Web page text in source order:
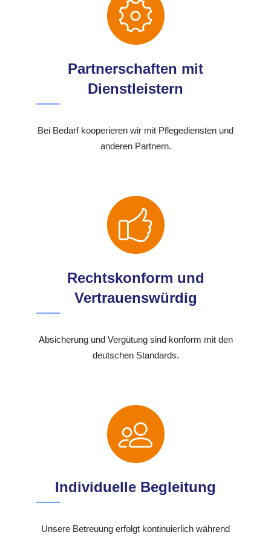
Partnerschaften mit
Dienstleistern
Bei Bedarf kooperieren wir mit Pflegediensten und
anderen Partnern.
Rechtskonform und
Vertrauenswürdig
Absicherung und Vergütung sind konform mit den
deutschen Standards.
Individuelle Begleitung
Unsere Betreuung erfolgt kontinuierlich während